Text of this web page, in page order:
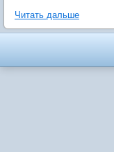
Читать дальше